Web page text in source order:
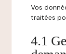
Vos
traitées
4.1